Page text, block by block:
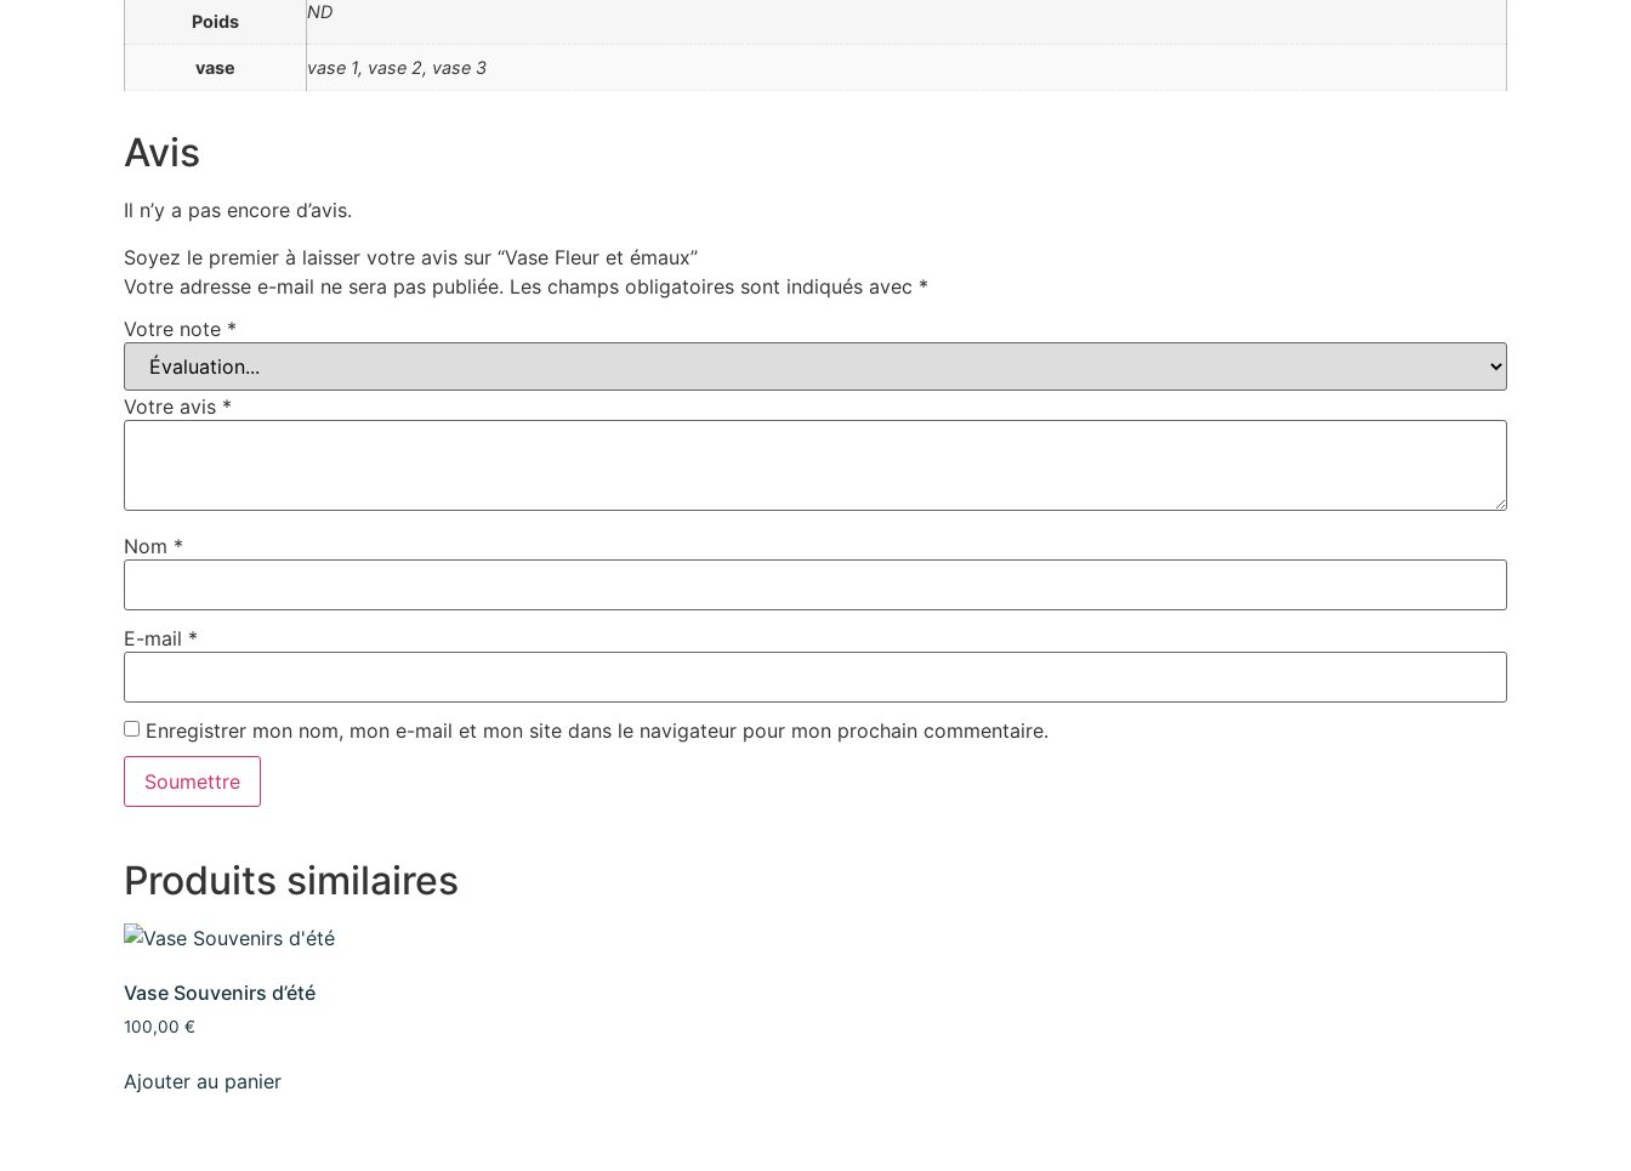
Poids ND
vase vase 1, vase 2, vase 3
Avis
Il n’y a pas encore d’avis.
Soyez le premier à laisser votre avis sur “Vase Fleur et émaux”
Votre adresse e-mail ne sera pas publiée. Les champs obligatoires sont indiqués avec *
Votre note *
Votre avis *
Nom *
E-mail *
Enregistrer mon nom, mon e-mail et mon site dans le navigateur pour mon prochain commentaire.
Produits similaires
Vase Souvenirs d’été
100,00 €
Ajouter au panier